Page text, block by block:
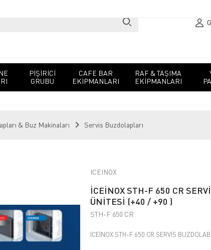
PIŞIRICI
GRUBU
CAFE BAR
EKIPMANLARI
RAF & TAŞIMA
EKIPMANLARI
& Buz Makinaları Servis Buzdolapları
ICEINOX
İCEİNOX STH-F 650 CR
ÜNİTESİ (+40 / +90 )
STH-F 650 CR
İCEİNOX STH-F 650 CR SERVİS